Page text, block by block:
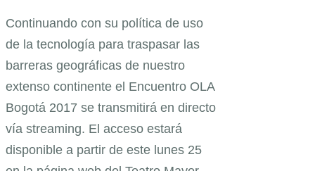
Continuando con su política de uso
de la tecnología para traspasar las
barreras geográficas de nuestro
extenso continente el Encuentro OLA
Bogotá 2017 se transmitirá en directo
vía streaming. El acceso estará
disponible a partir de este lunes 25